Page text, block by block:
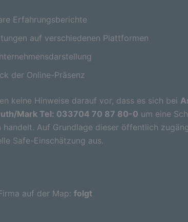
Erfahrungsberichte
auf verschiedenen Plattformen
der Online-Präsenz
keine Hinweise darauf vor, dass es sich bei
Mark Tel: 033704 70 87 80-0 um eine
handelt. Auf Grundlage dieser öffentlich
Safe-Einschätzung aus.
auf der Map: folgt